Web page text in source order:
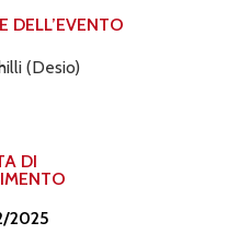
DELL’EVENTO​
(Desio)
DI
2025